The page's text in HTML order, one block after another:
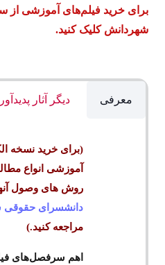
برای خرید فیلم‌های آموزشی
شهردانش کلیک کنید.
معرفی دیگر آثار
(برای خرید نسخه
آموزشی انواع
روش های وصول
دانشسرای حقوقی
مراجعه کنید.)
اهم سرفصل‌های